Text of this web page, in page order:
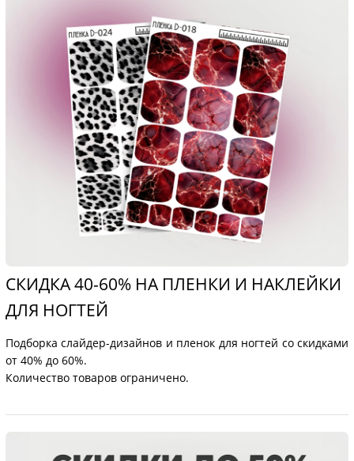
СКИДКА 40-60% НА ПЛЕНКИ И НАКЛЕЙКИ
ДЛЯ НОГТЕЙ
Подборка слайдер-дизайнов и пленок для ногтей со скидками
от 40% до 60%.
Количество товаров ограничено.